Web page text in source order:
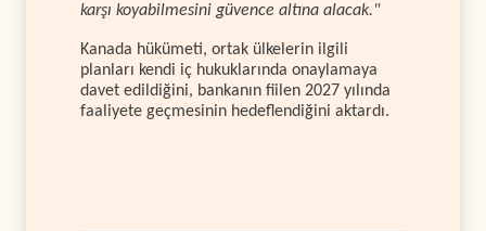
karşı koyabilmesini güvence altına alacak."
Kanada hükümeti, ortak ülkelerin ilgili
planları kendi iç hukuklarında onaylamaya
davet edildiğini, bankanın fiilen 2027 yılında
faaliyete geçmesinin hedeflendiğini aktardı.